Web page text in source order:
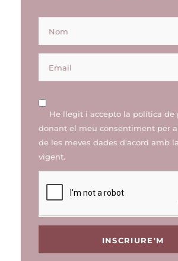
He llegit i accepto la política de
donant el meu consentiment per
de les meves dades d'acord amb
vigent.
INSCRIURE'M